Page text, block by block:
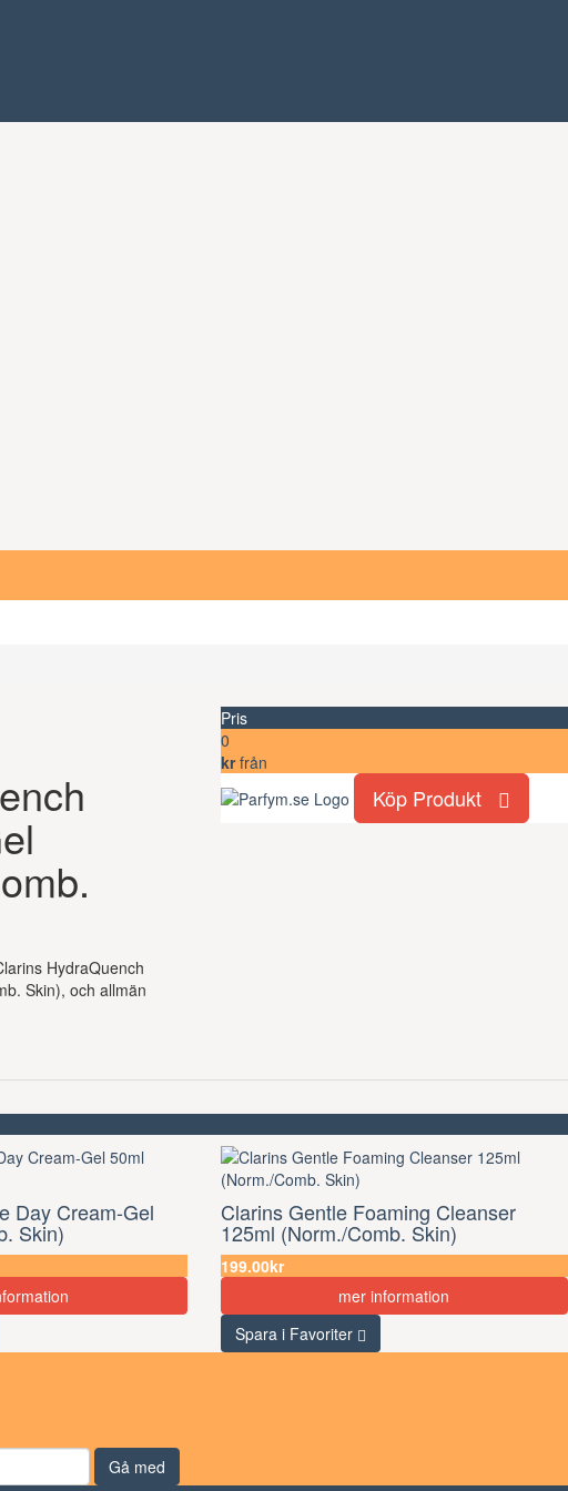
HydraQuench
Skin), och allmän
Pris
0
kr från
Köp Produkt
Day Cream-Gel
Skin)
Clarins Gentle Foaming Cleanser
125ml (Norm./Comb. Skin)
199.00kr
mer information
Spara i Favoriter
Gå med